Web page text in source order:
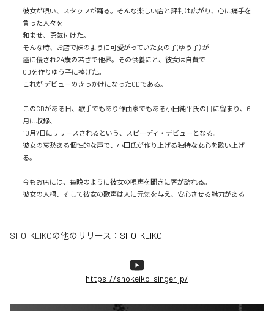
彼女が唄い、スタッフが踊る。そんな楽しい店と評判は広がり、心に痛手を
負った人々を
和ませ、勇気付けた。
そんな時、お店で妹のように可愛がっていた女の子(ゆう子）が
癌に侵され24歳の若さで他界。その供養にと、彼女は自費で
CDを作りゆう子に捧げた。
これが デビューのきっかけになったCDである。
このCDがある日、歌手でもあり作曲家でもある小田純平氏の目に留まり、6
月に収録、
10月7日にリリースされるという、スピーディ・デビューとなる。
彼女の哀愁ある個性的な声で、小田氏が作り上げる独特な女心を歌い上げ
る。
今もお店には、毎晩のように彼女の唄声を聞きに客が訪れる。
彼女の人柄、そして彼女の歌声は人に元気を与え、安心させる魅力がある
SHO-KEIKOの他のリリース： SHO-KEIKO
https://shokeiko-singer.jp/